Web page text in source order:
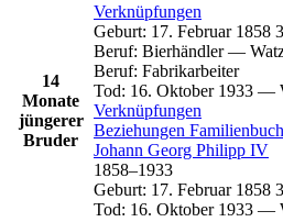
14
Monate
jüngerer
Bruder
Verknüpfungen
Geburt: 17. Februar 1858
Beruf: Bierhändler—
Beruf: Fabrikarbeiter
Tod: 16. Oktober 1933 —
Verknüpfungen
Beziehungen Familienbuch
Johann Georg Philipp IV
1858–1933
Geburt: 17. Februar 1858
Tod: 16. Oktober 1933 —